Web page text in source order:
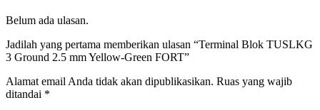
Belum ada ulasan.
Jadilah yang pertama memberikan ulasan “Terminal Blok TUSLKG
3 Ground 2.5 mm Yellow-Green FORT”
Alamat email Anda tidak akan dipublikasikan. Ruas yang wajib
ditandai *